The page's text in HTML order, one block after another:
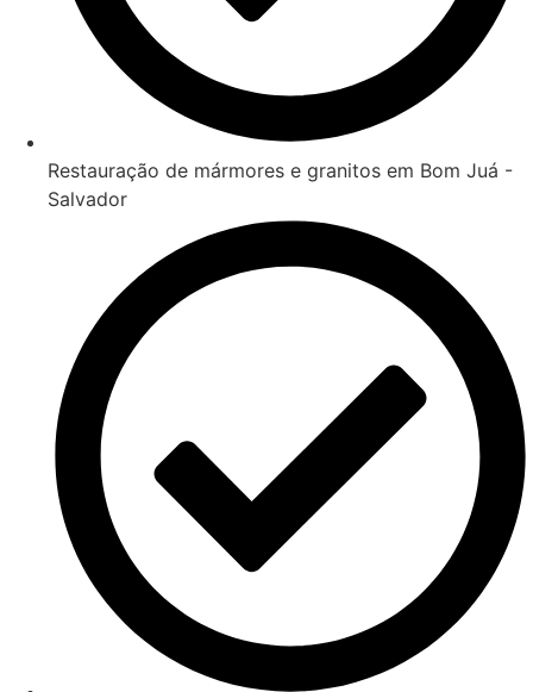
Restauração de mármores e granitos em Bom Juá -
Salvador